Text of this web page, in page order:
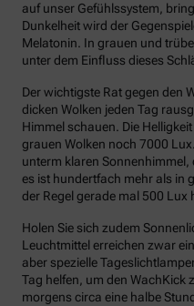
auf unser Gefühlssystem,
Dunkelheit wird der
Melatonin. In grauen und
unter dem Einfluss dieses
Der wichtigste Rat gegen den
dicken Wolken jeden Tag
Himmel schauen. Die
grauen Wolken noch 7000
unterm klaren
es ist hundertfach mehr als in
der Regel gerade mal 500 Lux
Holen Sie sich zudem
Leuchtmittel erreichen zwar
aber spezielle
Tag helfen, um den WachKick
morgens circa eine halbe